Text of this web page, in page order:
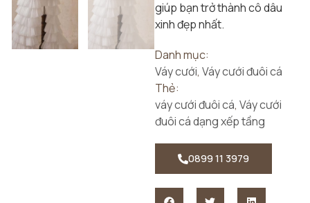
giúp bạn trở thành cô dâu
xinh đẹp nhất.
Danh mục:
Váy cưới, Váy cưới đuôi cá
Thẻ:
váy cưới đuôi cá, Váy cưới
đuôi cá dạng xếp tầng
0899 11 3979